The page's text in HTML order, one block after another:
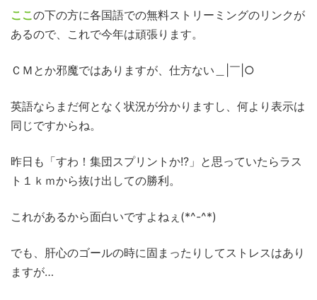
ここの下の方に各国語での無料ストリーミングのリンクが
あるので、これで今年は頑張ります。
ＣＭとか邪魔ではありますが、仕方ない＿|￣|○
英語ならまだ何となく状況が分かりますし、何より表示は
同じですからね。
昨日も「すわ！集団スプリントか!?」と思っていたらラス
ト１ｋｍから抜け出しての勝利。
これがあるから面白いですよねぇ(*^-^*)
でも、肝心のゴールの時に固まったりしてストレスはあり
ますが…